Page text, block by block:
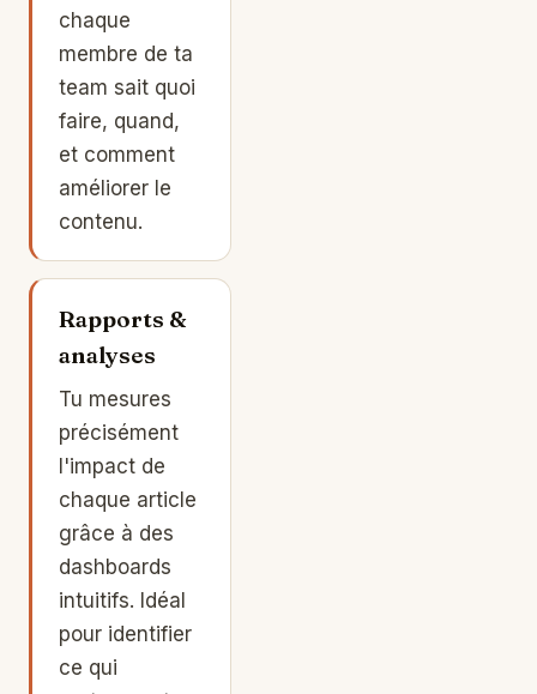
chaque
membre de ta
team sait quoi
faire, quand,
et comment
améliorer le
contenu.
Rapports &
analyses
Tu mesures
précisément
l'impact de
chaque article
grâce à des
dashboards
intuitifs. Idéal
pour identifier
ce qui